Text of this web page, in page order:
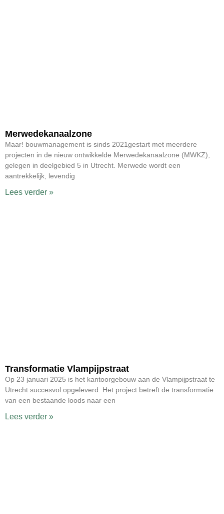
Merwedekanaalzone
Maar! bouwmanagement is sinds 2021gestart met meerdere
projecten in de nieuw ontwikkelde Merwedekanaalzone (MWKZ),
gelegen in deelgebied 5 in Utrecht. Merwede wordt een
aantrekkelijk, levendig
Lees verder »
Transformatie Vlampijpstraat
Op 23 januari 2025 is het kantoorgebouw aan de Vlampijpstraat te
Utrecht succesvol opgeleverd. Het project betreft de transformatie
van een bestaande loods naar een
Lees verder »